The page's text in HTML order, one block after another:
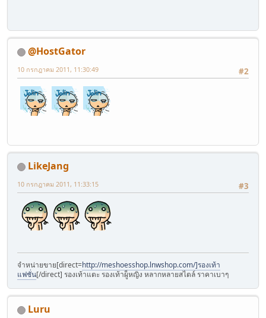
@HostGator
#2
10 กรกฎาคม 2011, 11:30:49
LikeJang
#3
10 กรกฎาคม 2011, 11:33:15
จำหน่ายขาย[direct=http://meshoesshop.lnwshop.com/]รองเท้า
แฟชั่น[/direct] รองเท้าแตะ รองเท้าผู็หญิง หลากหลายสไตล์ ราคาเบาๆ
Luru